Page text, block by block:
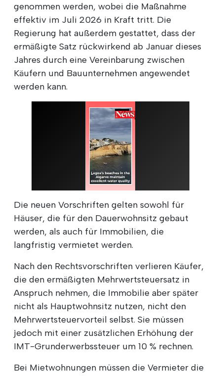
genommen werden, wobei die Maßnahme
effektiv im Juli 2026 in Kraft tritt. Die
Regierung hat außerdem gestattet, dass der
ermäßigte Satz rückwirkend ab Januar dieses
Jahres durch eine Vereinbarung zwischen
Käufern und Bauunternehmen angewendet
werden kann.
Die neuen Vorschriften gelten sowohl für
Häuser, die für den Dauerwohnsitz gebaut
werden, als auch für Immobilien, die
langfristig vermietet werden.
Nach den Rechtsvorschriften verlieren Käufer,
die den ermäßigten Mehrwertsteuersatz in
Anspruch nehmen, die Immobilie aber später
nicht als Hauptwohnsitz nutzen, nicht den
Mehrwertsteuervorteil selbst. Sie müssen
jedoch mit einer zusätzlichen Erhöhung der
IMT-Grunderwerbssteuer um 10 % rechnen.
Bei Mietwohnungen müssen die Vermieter die